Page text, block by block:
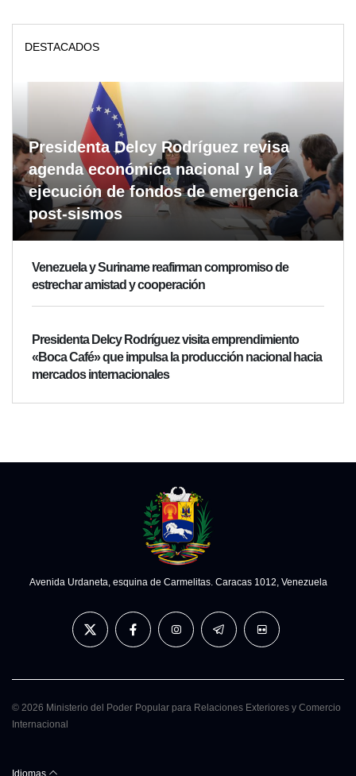
DESTACADOS
Presidenta Delcy Rodríguez revisa
agenda económica nacional y la
ejecución de fondos de emergencia
post-sismos
Venezuela y Suriname reafirman compromiso de
estrechar amistad y cooperación
Presidenta Delcy Rodríguez visita emprendimiento
«Boca Café» que impulsa la producción nacional hacia
mercados internacionales
Avenida Urdaneta, esquina de Carmelitas. Caracas 1012, Venezuela
© 2026 Ministerio del Poder Popular para Relaciones Exteriores y Comercio
Internacional